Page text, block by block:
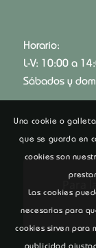
Horario:
L-V: 10:00 a
Sábados y
Una cookie o
que se guarda en
cookies son
Las cookies
necesarias para
cookies sirven para